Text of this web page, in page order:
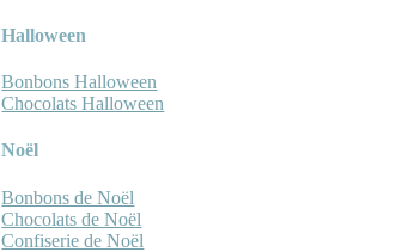
Halloween
Bonbons Halloween
Chocolats Halloween
Noël
Bonbons de Noël
Chocolats de Noël
Confiserie de Noël